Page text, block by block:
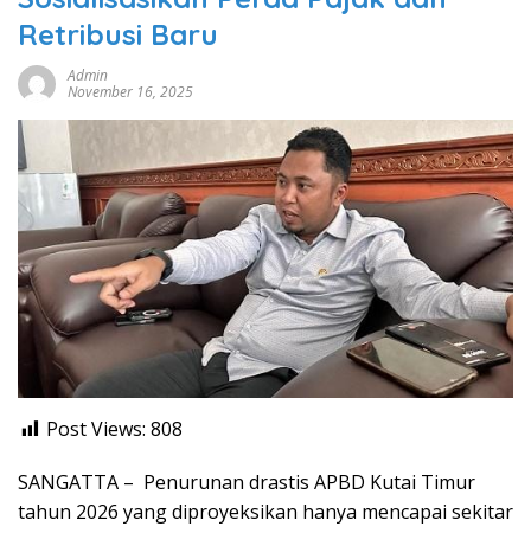
Retribusi Baru
Admin
November 16, 2025
Post Views: 808
SANGATTA – Penurunan drastis APBD Kutai Timur
tahun 2026 yang diproyeksikan hanya mencapai sekitar